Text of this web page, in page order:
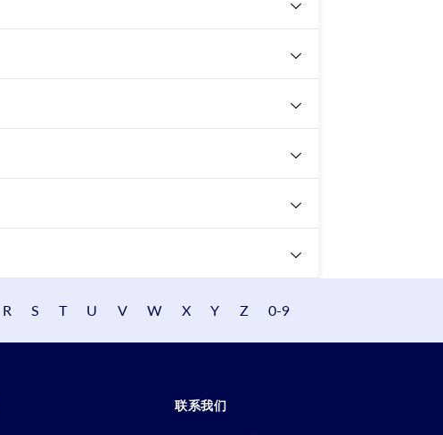
R S T U V W X Y Z 0-9